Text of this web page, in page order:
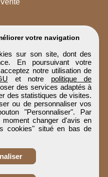
votre navigation
sur son site, dont des
En poursuivant votre
notre utilisation de
et notre politique de
des services adaptés à
des statistiques de visites.
ou de personnaliser vos
"Personnaliser". Par
changer d'avis en
cookies" situé en bas de